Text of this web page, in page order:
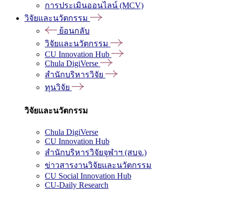
การประเมินออนไลน์ (MCV)
วิจัยและนวัตกรรม
ย้อนกลับ
วิจัยและนวัตกรรม
CU Innovation Hub
Chula DigiVerse
สำนักบริหารวิจัย
ทุนวิจัย
วิจัยและนวัตกรรม
Chula DigiVerse
CU Innovation Hub
สำนักบริหารวิจัยจุฬาฯ (สบจ.)
ข่าวสารงานวิจัยและนวัตกรรม
CU Social Innovation Hub
CU-Daily Research